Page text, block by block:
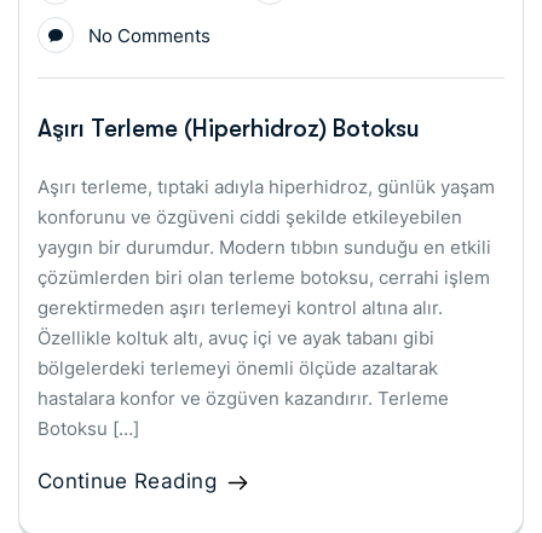
No Comments
Aşırı Terleme (Hiperhidroz) Botoksu
Aşırı terleme, tıptaki adıyla hiperhidroz, günlük yaşam
konforunu ve özgüveni ciddi şekilde etkileyebilen
yaygın bir durumdur. Modern tıbbın sunduğu en etkili
çözümlerden biri olan terleme botoksu, cerrahi işlem
gerektirmeden aşırı terlemeyi kontrol altına alır.
Özellikle koltuk altı, avuç içi ve ayak tabanı gibi
bölgelerdeki terlemeyi önemli ölçüde azaltarak
hastalara konfor ve özgüven kazandırır. Terleme
Botoksu […]
Continue Reading